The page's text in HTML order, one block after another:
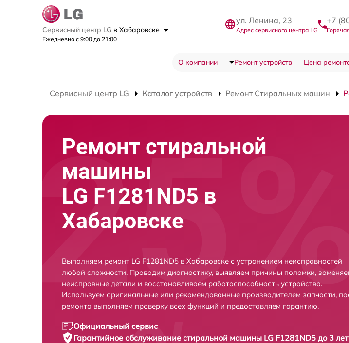
Сервисный центр LG в Хабаровске
Ежедневно с 9:00 до 21:00
ул. Ленина, 23
Адрес сервисного центра LG
+7
О компании Ремонт устройств Цена
Сервисный центр LG Каталог устройств Ремонт Стиральных машин
Ремонт стиральной
машины
LG F1281ND5 в
Хабаровске
Выполняем ремонт LG F1281ND5 в Хабаровске с устранением неисправностей
любой сложности. Проводим диагностику, выявляем причины поломки,
неисправные детали и восстанавливаем работоспособность устройства.
Используем оригинальные или рекомендованные производителем запчасти,
ремонта выполняем проверку всех функций и предоставляем гарантию.
Официальный сервис
Гарантийное обслуживание стиральной машины LG F1281ND5 до 3 лет